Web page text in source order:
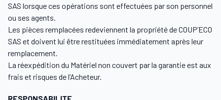
SAS lorsque ces opérations sont effectuées par son personnel
ou ses agents.
Les pièces remplacées redeviennent la propriété de COUP’ECO
SAS et doivent lui être restituées immédiatement après leur
remplacement.
La réexpédition du Matériel non couvert par la garantie est aux
frais et risques de l’Acheteur.